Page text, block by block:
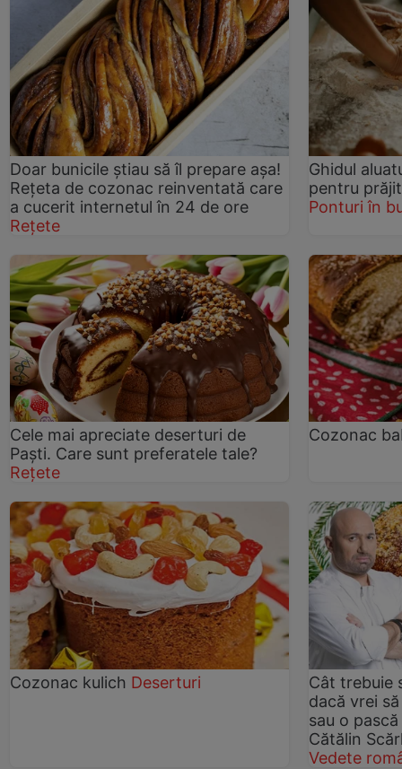
Doar bunicile știau să îl prepare așa!
Rețeta de cozonac reinventată care
a cucerit internetul în 24 de ore
Rețete
Ghidul
pentru
Ponturi în
Cele mai apreciate deserturi de
Paşti. Care sunt preferatele tale?
Rețete
Cozonac
Cozonac kulich Deserturi
Cât trebuie
dacă vrei
sau o
Cătălin
Vedete